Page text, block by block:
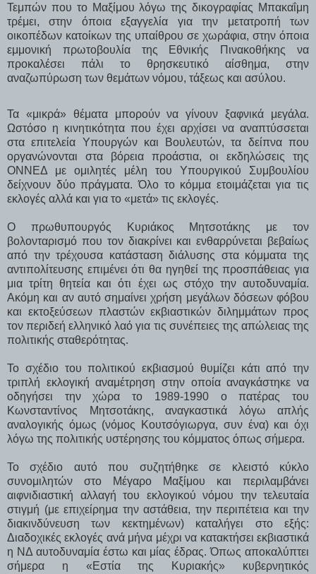
Τεμπών που το Μαξίμου λόγω της δικογραφίας Μπακαΐμη
τρέμει, στην όποια εξαγγελία για την μετατροπή των
οικοπέδων κατοίκων της υπαίθρου σε χωράφια, στην όποια
εμμονική πρωτοβουλία της Εθνικής Πινακοθήκης να
προκαλέσει πάλι το θρησκευτικό αίσθημα, στην
αναζωπύρωση των θεμάτων νόμου, τάξεως και ασύλου.
Τα «μικρά» θέματα μπορούν να γίνουν ξαφνικά μεγάλα.
Ωστόσο η κινητικότητα που έχει αρχίσει να αναπτύσσεται
στα επιτελεία Υπουργών και Βουλευτών, τα δείπνα που
οργανώνονται στα βόρεια προάστια, οι εκδηλώσεις της
ΟΝΝΕΔ με ομιλητές μέλη του Υπουργικού Συμβουλίου
δείχνουν δύο πράγματα. Όλο το κόμμα ετοιμάζεται για τις
εκλογές αλλά και για το «μετά» τις εκλογές.
Ο πρωθυπουργός Κυριάκος Μητσοτάκης με τον
βολονταρισμό που τον διακρίνει και ενθαρρύνεται βεβαίως
από την τρέχουσα κατάσταση διάλυσης στα κόμματα της
αντιπολίτευσης επιμένει ότι θα ηγηθεί της προσπάθειας για
μια τρίτη θητεία και ότι έχει ως στόχο την αυτοδυναμία.
Ακόμη και αν αυτό σημαίνει χρήση μεγάλων δόσεων φόβου
και εκτοξεύσεων πλαστών εκβιαστικών διλημμάτων προς
τον περιδεή ελληνικό λαό για τις συνέπειες της απώλειας της
πολιτικής σταθερότητας.
Το σχέδιο του πολιτικού εκβιασμού θυμίζει κάτι από την
τριπλή εκλογική αναμέτρηση στην οποία αναγκάστηκε να
οδηγήσει την χώρα το 1989-1990 ο πατέρας του
Κωνσταντίνος Μητσοτάκης, αναγκαστικά λόγω απλής
αναλογικής όμως (νόμος Κουτσόγιωργα, συν ένα) και όχι
λόγω της πολιτικής υστέρησης του κόμματος όπως σήμερα.
Το σχέδιο αυτό που συζητήθηκε σε κλειστό κύκλο
συνομιλητών στο Μέγαρο Μαξίμου και περιλαμβάνει
αιφνιδιαστική αλλαγή του εκλογικού νόμου την τελευταία
στιγμή (με επιχείρημα την αστάθεια, την περιπέτεια και την
διακινδύνευση των κεκτημένων) καταλήγει στο εξής:
Διαδοχικές εκλογές ανά μήνα μέχρι να κατακτήσει εκβιαστικά
η ΝΔ αυτοδυναμία έστω και μίας έδρας. Όπως αποκαλύπτει
σήμερα η «Εστία της Κυριακής» κυβερνητικός